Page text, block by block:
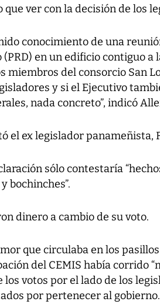
ver con la decisión de los
conocimiento de una
en un edificio contiguo a
miembros del consorcio San
y si el Ejecutivo
nada concreto”, indicó
el ex legislador panameñista,
sólo contestaría
bochinches”.
dinero a cambio de su voto.
que circulaba en los
del CEMIS había corrido
los votos por el lado de los
por pertenecer al gobierno.